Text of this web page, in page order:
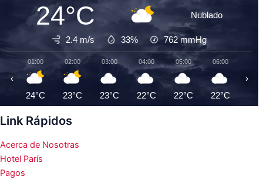
24°C Nublado
2.4 m/s 33% 762mmHg
01:00
24°C
02:00
23°C
03:00
23°C
04:00
22°C
05:00
22°C
06:00
22°C
‹ ›
Link Rápidos
Acerca de Nosotras
Hotel París
Pagos